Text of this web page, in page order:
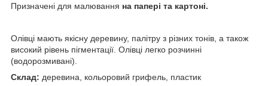
Призначені для малювання на папері та картоні.
Олівці мають якісну деревину, палітру з різних тонів, а також
високий рівень пігментації. Олівці легко розчинні
(водорозмивані).
Склад: деревина, кольоровий грифель, пластик